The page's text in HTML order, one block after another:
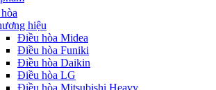
hiệu
Điều hòa Midea
Điều hòa Funiki
Điều hòa Daikin
Điều hòa LG
Điều hòa Mitsubishi Heavy